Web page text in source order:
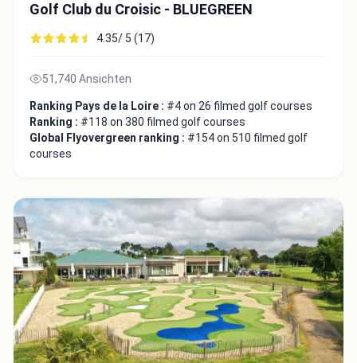
Golf Club du Croisic - BLUEGREEN
4.35/ 5 (17)
51,740 Ansichten
Ranking Pays de la Loire : #4 on 26 filmed golf courses
Ranking : #118 on 380 filmed golf courses
Global Flyovergreen ranking : #154 on 510 filmed golf
courses